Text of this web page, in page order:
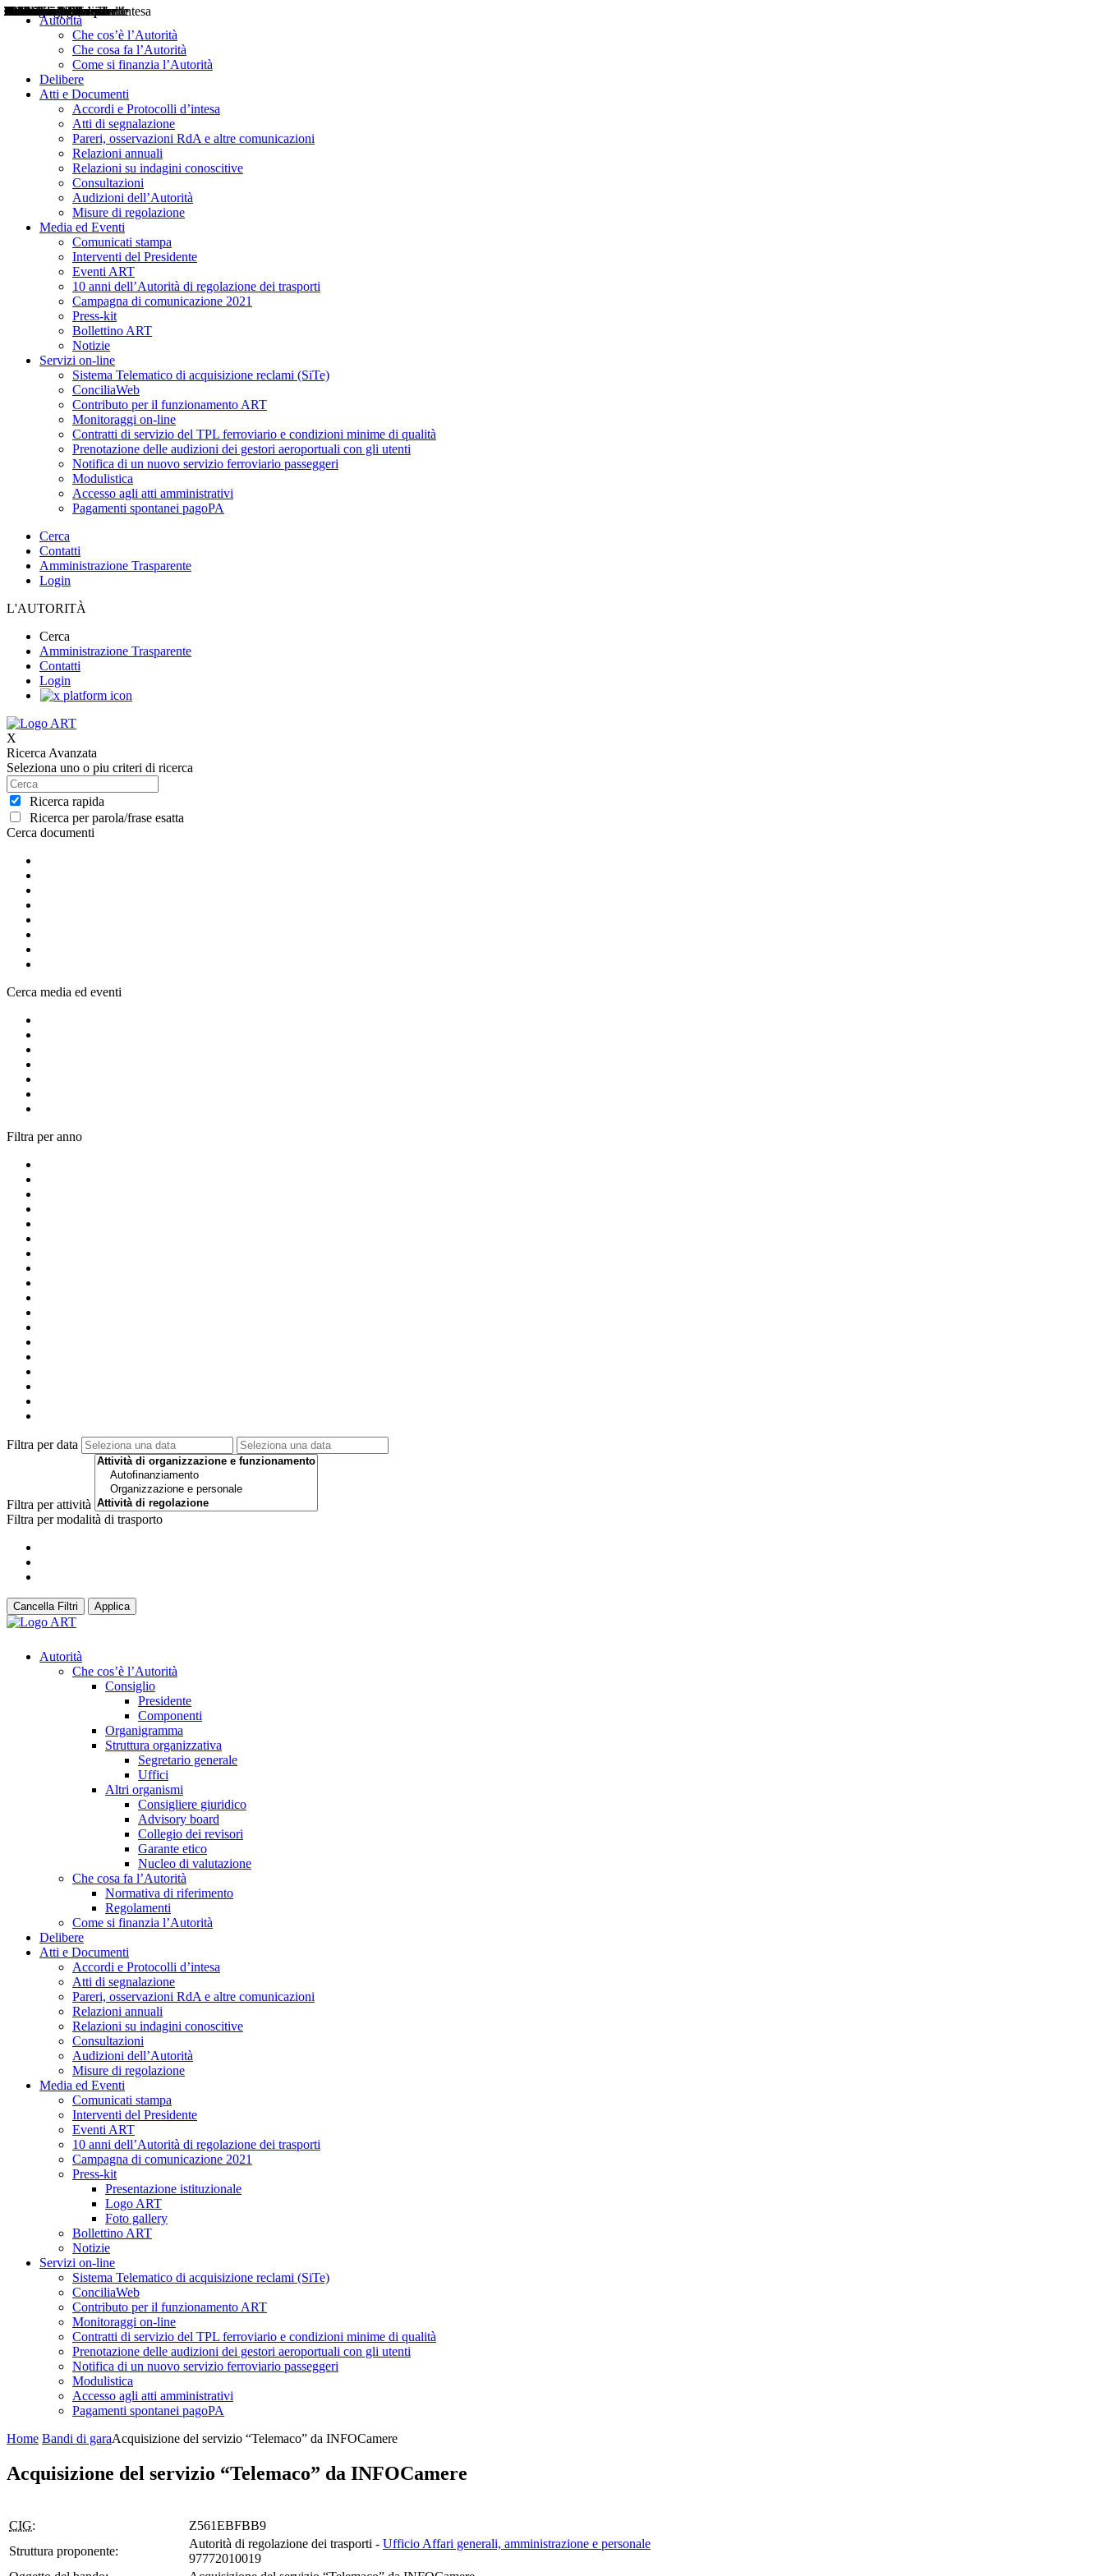
Autorità
Che cos’è l’Autorità
Che cosa fa l’Autorità
Come si finanzia l’Autorità
Delibere
Atti e Documenti
Accordi e Protocolli d’intesa
Atti di segnalazione
Pareri, osservazioni RdA e altre comunicazioni
Relazioni annuali
Relazioni su indagini conoscitive
Consultazioni
Audizioni dell’Autorità
Misure di regolazione
Media ed Eventi
Comunicati stampa
Interventi del Presidente
Eventi ART
10 anni dell’Autorità di regolazione dei trasporti
Campagna di comunicazione 2021
Press-kit
Bollettino ART
Notizie
Servizi on-line
Sistema Telematico di acquisizione reclami (SiTe)
ConciliaWeb
Contributo per il funzionamento ART
Monitoraggi on-line
Contratti di servizio del TPL ferroviario e condizioni minime di qualità
Prenotazione delle audizioni dei gestori aeroportuali con gli utenti
Notifica di un nuovo servizio ferroviario passeggeri
Modulistica
Accesso agli atti amministrativi
Pagamenti spontanei pagoPA
Cerca
Contatti
Amministrazione Trasparente
Login
L'AUTORITÀ
Cerca
Amministrazione Trasparente
Contatti
Login
X
Ricerca Avanzata
Seleziona uno o piu criteri di ricerca
Ricerca rapida
Ricerca per parola/frase esatta
Cerca documenti
Delibere
Pareri
Consultazioni
Audizioni
Atti di Segnalazione
Accordi e Protocolli d'Intesa
Relazioni annuali
Misure di regolazione
Cerca media ed eventi
Notizie
Comunicati Stampa
Bollettini ART
Convegni ART
Interviste del Presidente
Articoli in primo piano
Interventi del Presidente
Filtra per anno
2004
2005
2010
2013
2014
2015
2016
2017
2018
2019
202
2020
2021
2022
2023
2024
2025
2026
Filtra per data
Filtra per attività
Filtra per modalità di trasporto
Aereo
Marittimo
Terrestre
Cancella Filtri Applica
Autorità
Che cos’è l’Autorità
Consiglio
Presidente
Componenti
Organigramma
Struttura organizzativa
Segretario generale
Uffici
Altri organismi
Consigliere giuridico
Advisory board
Collegio dei revisori
Garante etico
Nucleo di valutazione
Che cosa fa l’Autorità
Normativa di riferimento
Regolamenti
Come si finanzia l’Autorità
Delibere
Atti e Documenti
Accordi e Protocolli d’intesa
Atti di segnalazione
Pareri, osservazioni RdA e altre comunicazioni
Relazioni annuali
Relazioni su indagini conoscitive
Consultazioni
Audizioni dell’Autorità
Misure di regolazione
Media ed Eventi
Comunicati stampa
Interventi del Presidente
Eventi ART
10 anni dell’Autorità di regolazione dei trasporti
Campagna di comunicazione 2021
Press-kit
Presentazione istituzionale
Logo ART
Foto gallery
Bollettino ART
Notizie
Servizi on-line
Sistema Telematico di acquisizione reclami (SiTe)
ConciliaWeb
Contributo per il funzionamento ART
Monitoraggi on-line
Contratti di servizio del TPL ferroviario e condizioni minime di qualità
Prenotazione delle audizioni dei gestori aeroportuali con gli utenti
Notifica di un nuovo servizio ferroviario passeggeri
Modulistica
Accesso agli atti amministrativi
Pagamenti spontanei pagoPA
Home Bandi di garaAcquisizione del servizio “Telemaco” da INFOCamere
Acquisizione del servizio “Telemaco” da INFOCamere
CIG:
Z561EBFBB9
Struttura proponente:
Autorità di regolazione dei trasporti - Ufficio Affari generali, amministrazione e personale
97772010019